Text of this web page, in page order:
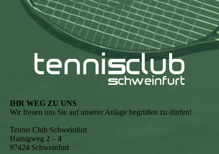
IHR WEG ZU UNS
Wir freuen uns Sie auf unserer Anlage begrüßen zu dürfen!
Tennis Club Schweinfurt
Hainigweg 2 – 4
97424 Schweinfurt